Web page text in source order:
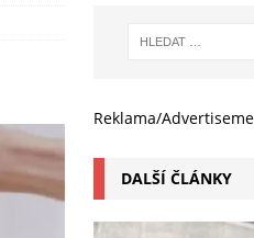
Reklama/
DALŠÍ ČLÁNKY